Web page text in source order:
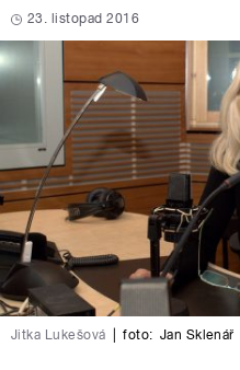
23. listopad 2016
Jitka Lukešová foto: Jan Sklenář